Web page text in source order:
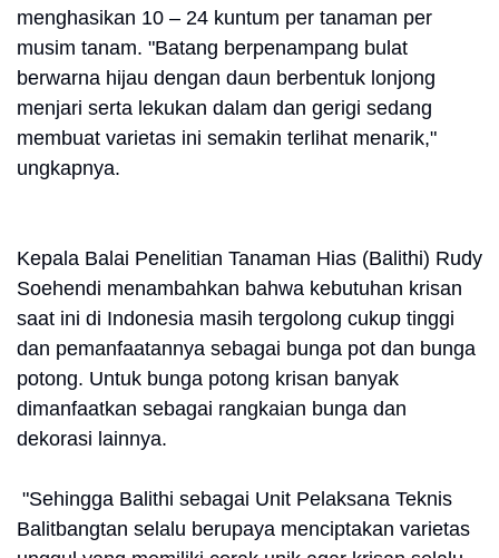
menghasikan 10 – 24 kuntum per tanaman per
musim tanam. "Batang berpenampang bulat
berwarna hijau dengan daun berbentuk lonjong
menjari serta lekukan dalam dan gerigi sedang
membuat varietas ini semakin terlihat menarik,"
ungkapnya.
Kepala Balai Penelitian Tanaman Hias (Balithi) Rudy
Soehendi menambahkan bahwa kebutuhan krisan
saat ini di Indonesia masih tergolong cukup tinggi
dan pemanfaatannya sebagai bunga pot dan bunga
potong. Untuk bunga potong krisan banyak
dimanfaatkan sebagai rangkaian bunga dan
dekorasi lainnya.
"Sehingga Balithi sebagai Unit Pelaksana Teknis
Balitbangtan selalu berupaya menciptakan varietas